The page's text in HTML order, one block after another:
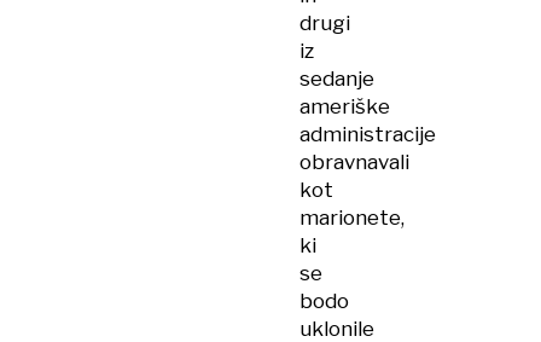
drugi
iz
sedanje
ameriške
administracije
obravnavali
kot
marionete,
ki
se
bodo
uklonile